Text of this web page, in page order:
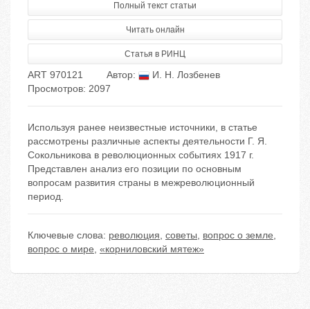
Полный текст статьи
Читать онлайн
Статья в РИНЦ
ART 970121 Автор:
И. Н. Лозбенев
Просмотров: 2097
Используя ранее неизвестные источники, в статье
рассмотрены различные аспекты деятельности Г. Я.
Сокольникова в революционных событиях 1917 г.
Представлен анализ его позиции по основным
вопросам развития страны в межреволюционный
период.
Ключевые слова: революция, советы, вопрос о земле,
вопрос о мире, «корниловский мятеж»